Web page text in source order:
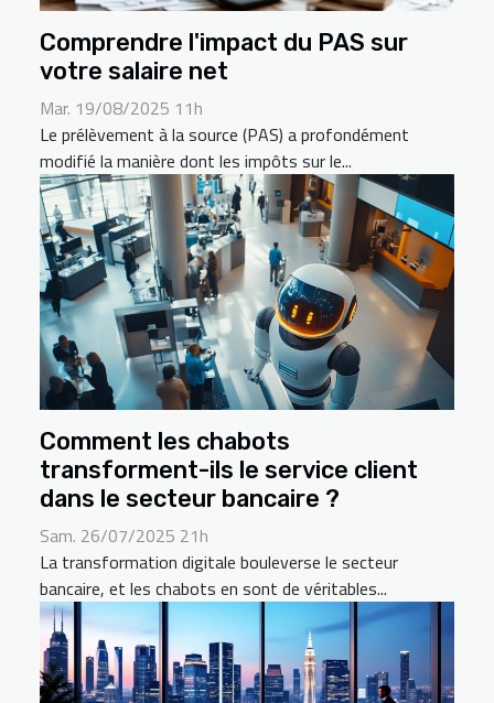
Comprendre l'impact du PAS sur
votre salaire net
Mar. 19/08/2025 11h
Le prélèvement à la source (PAS) a profondément
modifié la manière dont les impôts sur le...
Comment les chabots
transforment-ils le service client
dans le secteur bancaire ?
Sam. 26/07/2025 21h
La transformation digitale bouleverse le secteur
bancaire, et les chabots en sont de véritables...